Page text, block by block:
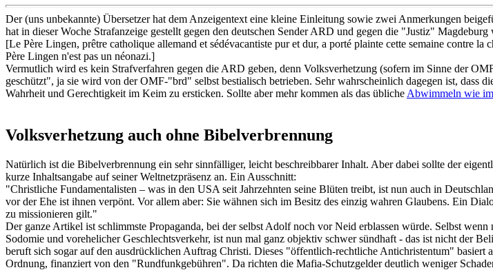
Der (uns unbekannte) Übersetzer hat dem Anzeigentext eine kleine Einleitung sowie zwei Anmerkungen
hat in dieser Woche Strafanzeige gestellt gegen den deutschen Sender ARD und gegen die "Justiz"
[Le Père Lingen, prêtre catholique allemand et sédévacantiste pur et dur, a porté plainte cette semaine contre
Père Lingen n'est pas un néonazi.]
Vermutlich wird es kein Strafverfahren gegen die ARD geben, denn Volksverhetzung (sofern im Sinne der
geschützt", ja sie wird von der OMF-"brd" selbst bestialisch betrieben. Sehr wahrscheinlich dagegen ist, dass
Wahrheit und Gerechtigkeit im Keim zu ersticken. Sollte aber mehr kommen als das übliche Abwimmeln wie
Volksverhetzung auch ohne Bibelverbrennung
Natürlich ist die Bibelverbrennung ein sehr sinnfälliger, leicht beschreibbarer Inhalt. Aber dabei sollte der
kurze Inhaltsangabe auf seiner Weltnetzpräsenz an. Ein Ausschnitt:
"Christliche Fundamentalisten – was in den USA seit Jahrzehnten seine Blüten treibt, ist nun auch in
vor der Ehe ist ihnen verpönt. Vor allem aber: Sie wähnen sich im Besitz des einzig wahren Glaubens. Ein
zu missionieren gilt."
Der ganze Artikel ist schlimmste Propaganda, bei der selbst Adolf noch vor Neid erblassen würde. Selbst
Sodomie und vorehelicher Geschlechtsverkehr, ist nun mal ganz objektiv schwer sündhaft - das ist nicht der
beruft sich sogar auf den ausdrücklichen Auftrag Christi. Dieses "öffentlich-rechtliche Antichristentum" basiert
Ordnung, finanziert von den "Rundfunkgebühren". Da richten die Mafia-Schutzgelder deutlich weniger